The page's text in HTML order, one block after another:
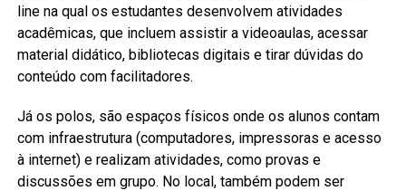
line na qual os estudantes desenvolvem atividades
acadêmicas, que incluem assistir a videoaulas, acessar
material didático, bibliotecas digitais e tirar dúvidas do
conteúdo com facilitadores.
Já os polos, são espaços físicos onde os alunos contam
com infraestrutura (computadores, impressoras e acesso
à internet) e realizam atividades, como provas e
discussões em grupo. No local, também podem ser